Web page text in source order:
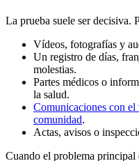
La prueba suele ser decisiva.
Vídeos, fotografías y
Un registro de días,
molestias.
Partes médicos o
la salud.
Comunicaciones con
comunidad.
Actas, avisos o
Cuando el problema principal